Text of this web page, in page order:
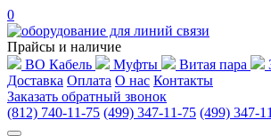
0
Прайсы и наличие
ВО Кабель
Муфты Витая пара
Доставка Оплата О нас Контакты
Заказать обратный звонок
(812) 740-11-75 (499) 347-11-75 (499) 347-